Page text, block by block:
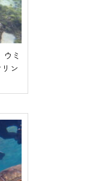
ミ
ン